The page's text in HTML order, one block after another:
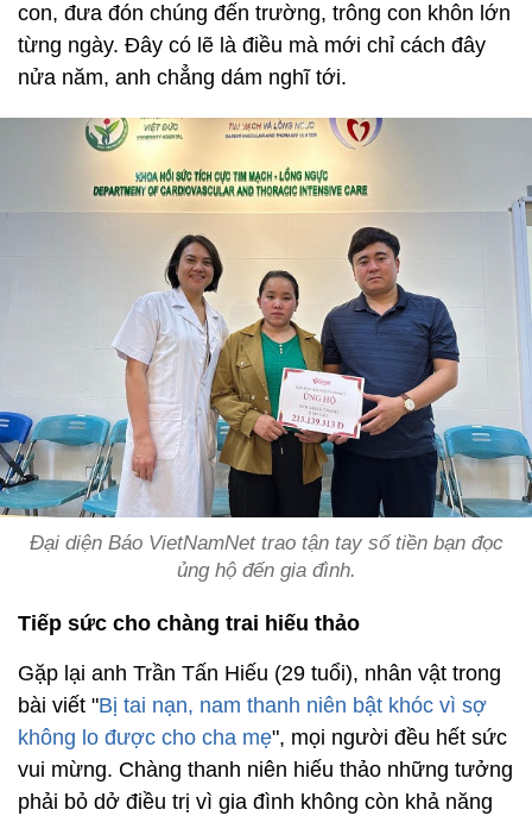
con, đưa đón chúng đến trường, trông con khôn lớn
từng ngày. Đây có lẽ là điều mà mới chỉ cách đây
nửa năm, anh chẳng dám nghĩ tới.
Đại diện Báo VietNamNet trao tận tay số tiền bạn đọc
ủng hộ đến gia đình.
Tiếp sức cho chàng trai hiếu thảo
Gặp lại anh Trần Tấn Hiếu (29 tuổi), nhân vật trong
bài viết "Bị tai nạn, nam thanh niên bật khóc vì sợ
không lo được cho cha mẹ", mọi người đều hết sức
vui mừng. Chàng thanh niên hiếu thảo những tưởng
phải bỏ dở điều trị vì gia đình không còn khả năng